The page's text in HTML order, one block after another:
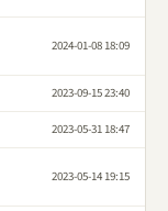
2024-01-08 18:09
2023-09-15 23:40
2023-05-31 18:47
2023-05-14 19:15